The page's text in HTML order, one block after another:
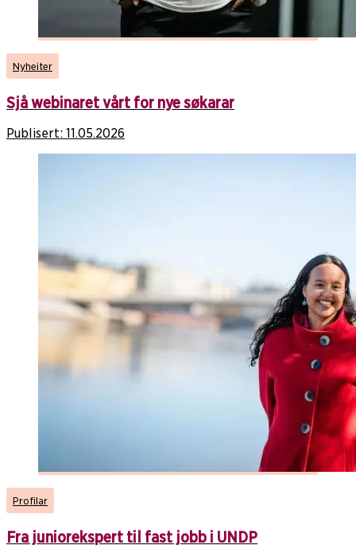
Nyheiter
Sjå webinaret vårt for nye søkarar
Publisert: 11.05.2026
Profilar
Fra juniorekspert til fast jobb i UNDP